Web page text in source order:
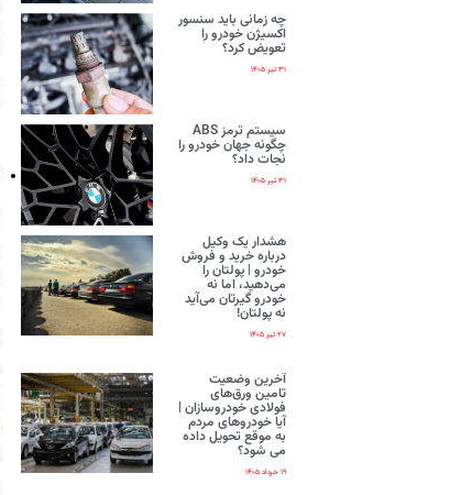
چه زمانی باید سنسور
اکسیژن خودرو را
تعویض کرد؟
۳۱ تیر ۱۴۰۵
سیستم ترمز ABS
چگونه جهان خودرو را
نجات داد؟
۳۱ تیر ۱۴۰۵
هشدار یک وکیل
درباره خرید و فروش
خودرو | پولتان را
می‌دهید، اما نه
خودرو گیرتان می‌آید
نه پولتان!
۲۷ تیر ۱۴۰۵
آخرین وضعیت
تامین ورق‌های
فولادی خودروسازان |
آیا خودروهای مردم
به موقع تحویل داده
می شود؟
۱۹ خرداد ۱۴۰۵